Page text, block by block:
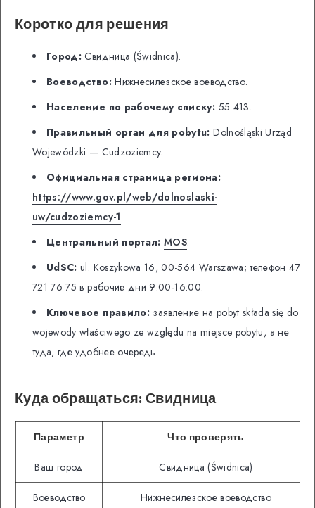
Коротко для решения
Город: Свидница (Świdnica).
Воеводство:Нижнесилезское воеводство.
Население по рабочему списку: 55 413.
Правильный орган для pobytu: Dolnośląski Urząd
Wojewódzki — Cudzoziemcy.
Официальная страница региона:
https://www.gov.pl/web/dolnoslaski-
uw/cudzoziemcy-1.
Центральный портал: MOS.
UdSC: ul. Koszykowa 16, 00-564 Warszawa; телефон 47
721 76 75 в рабочие дни 9:00-16:00.
Ключевое правило:заявление на pobyt składa się do
wojewody właściwego ze względu na miejsce pobytu, а не
туда, где удобнее очередь.
Куда обращаться: Свидница
Параметр Что проверять
Ваш город Свидница (Świdnica)
Воеводство Нижнесилезское воеводство